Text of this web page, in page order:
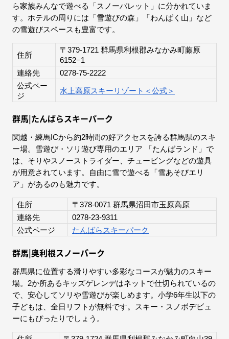
ら家族みんなで遊べる「スノーパレット」に分かれていま
す。ホテルの周りには「雪遊びの森」「わんぱく山」など
の雪遊びスペースも豊富です。
住所
〒379-1721 群馬県利根郡みなかみ町藤原
6152−1
連絡先
0278-75-2222
公式ペー
ジ
水上高原スキーリゾート＜公式＞
群馬|たんばらスキーパーク
関越・練馬ICから約2時間の好アクセスを誇る群馬県のスキ
ー場。雪遊び・ソリ遊び専用のエリア 「たんばランド」で
は、そりやスノーストライダー、チュービングなどの遊具
が用意されています。自由に雪で遊べる「雪あそびエリ
ア」があるのも魅力です。
住所
〒378-0071 群馬県沼田市玉原高原
連絡先
0278-23-9311
公式ページ
たんばらスキーパーク
群馬|奥利根スノーパーク
群馬県に位置する滑りやすい多彩なコースが魅力のスキー
場。2か所あるキッズゲレンデはネットで仕切られているの
で、安心してソリや雪遊びが楽しめます。小学6年生以下の
子どもは、全日リフトが無料です。スキー・スノボデビュ
ーにもぴったりでしょう。